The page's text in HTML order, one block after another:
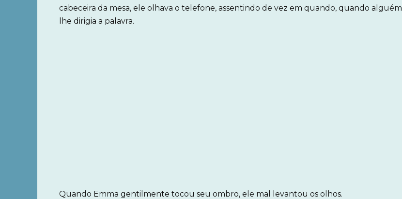
cabeceira da mesa, ele olhava o telefone, assentindo de vez em quando, quando alguém
lhe dirigia a palavra.
Quando Emma gentilmente tocou seu ombro, ele mal levantou os olhos.